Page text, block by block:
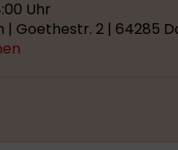
Uhr
| Goethestr. 2 | 64285